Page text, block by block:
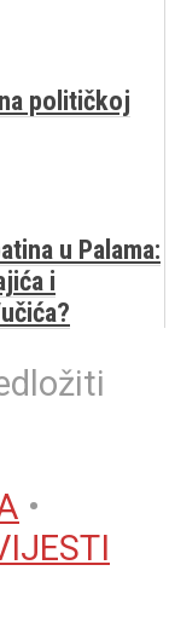
političkoj
u Palama:
i
•